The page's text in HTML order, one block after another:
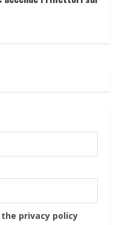
privacy policy